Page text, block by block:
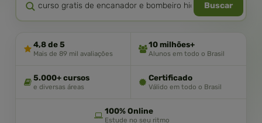
Buscar
4,8 de 5
Mais de 89 mil avaliações
10 milhões+
Alunos em todo o Brasil
5.000+ cursos
e diversas áreas
Certificado
Válido em todo o Brasil
100% Online
Estude no seu ritmo